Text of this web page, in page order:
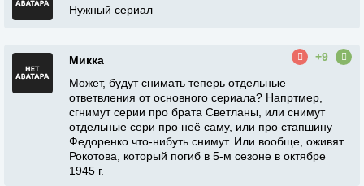
Нужный сериал
Микка
+9
Может, будут снимать теперь отдельные
ответвления от основного сериала? Напртмер,
сгнимут серии про брата Светланы, или снимут
отдельные сери про неё саму, или про стапшину
Федоренко что-нибуть снимут. Или вообще, оживят
Рокотова, который погиб в 5-м сезоне в октябре
1945 г.